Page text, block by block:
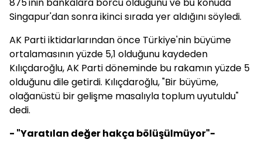
Singapur'dan sonra ikinci sırada yer aldığını söyledi.
AK Parti iktidarlarından önce Türkiye'nin büyüme
ortalamasının yüzde 5,1 olduğunu kaydeden
Kılıçdaroğlu, AK Parti döneminde bu rakamın yüzde 5
olduğunu dile getirdi. Kılıçdaroğlu, "Bir büyüme,
olağanüstü bir gelişme masalıyla toplum uyutuldu"
dedi.
- "Yaratılan değer hakça bölüşülmüyor"-